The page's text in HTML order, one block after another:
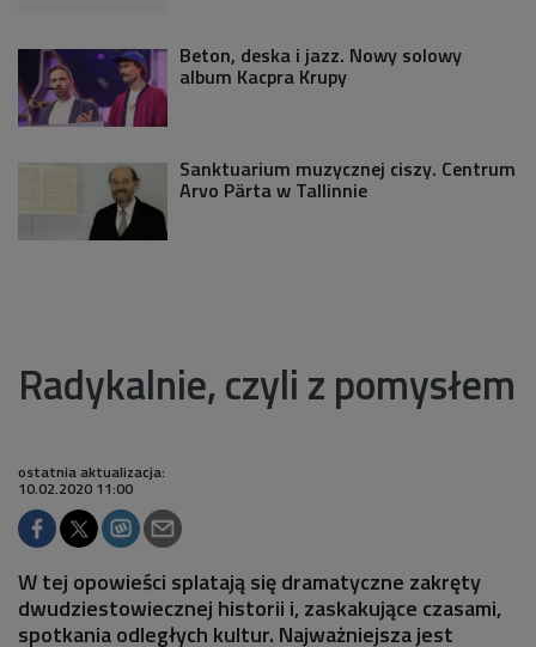
Beton, deska i jazz. Nowy solowy
album Kacpra Krupy
Sanktuarium muzycznej ciszy. Centrum
Arvo Pärta w Tallinnie
Radykalnie, czyli z pomysłem
ostatnia aktualizacja:
10.02.2020 11:00
W tej opowieści splatają się dramatyczne zakręty
dwudziestowiecznej historii i, zaskakujące czasami,
spotkania odległych kultur. Najważniejsza jest